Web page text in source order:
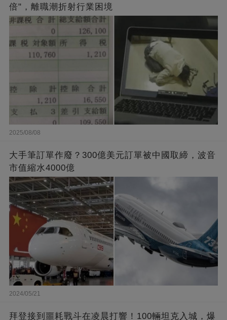
倍"，離職潮折射行業困境
2025/08/08
大手筆訂單作廢？300億美元訂單被中國取締，波音
市值縮水4000億
2024/05/21
拜登接到噩耗戰斗在凌晨打響！100輛坦克入城，爆